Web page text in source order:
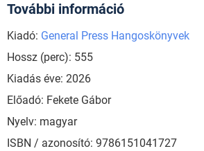
További információ
Kiadó: General Press Hangoskönyvek
Hossz (perc): 555
Kiadás éve: 2026
Előadó: Fekete Gábor
Nyelv: magyar
ISBN / azonosító: 9786151041727